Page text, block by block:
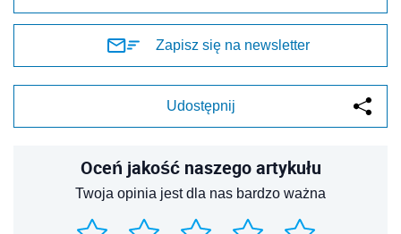
Zapisz się na newsletter
Udostępnij
Oceń jakość naszego artykułu
Twoja opinia jest dla nas bardzo ważna